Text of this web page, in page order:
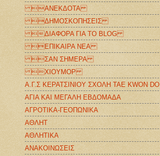
ΑΝΕΚΔΟΤΑ
ΔΗΜΟΣΚΟΠΗΣΕΙΣ
ΔΙΑΦΟΡΑ ΓΙΑ TO BLOG
ΕΠΙΚΑΙΡΑ ΝΕΑ
ΣΑΝ ΣΗΜΕΡΑ
ΧΙΟΥΜΟΡ
Α.Γ.Σ ΚΕΡΑΤΣΙΝΙΟΥ ΣΧΟΛΗ ΤΑΕ KWON DO
ΑΓΙΑ ΚΑΙ ΜΕΓΑΛΗ ΕΒΔΟΜΑΔΑ
ΑΓΡΟΤΙΚΑ-ΓΕΟΠΩΝΙΚΑ
ΑΘΛΗΤ
ΑΘΛΗΤΙΚΑ
ΑΝΑΚΟΙΝΩΣΕΙΣ